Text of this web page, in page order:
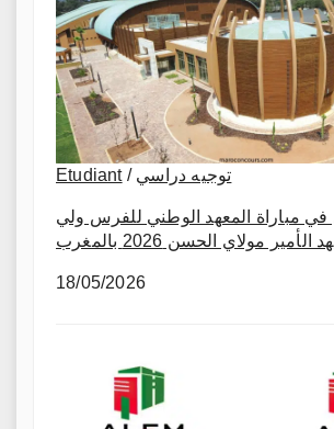
Etudiant/ توجيه دراسي
في مباراة المعهد الوطني للفرس ولي
الأمير مولاي الحسن 2026 بالمغرب
18/05/2026